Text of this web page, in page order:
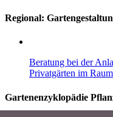
Regional:
Beratung bei der
Privatgärten im
Gartenenzyklopädie